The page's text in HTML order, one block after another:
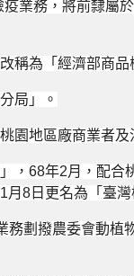
業務，將前隸屬
稱為「經濟部商
局」。
園地區廠商業者及
， 68年2月，配合
月 8 日更名為「臺
務劃撥農委會動植